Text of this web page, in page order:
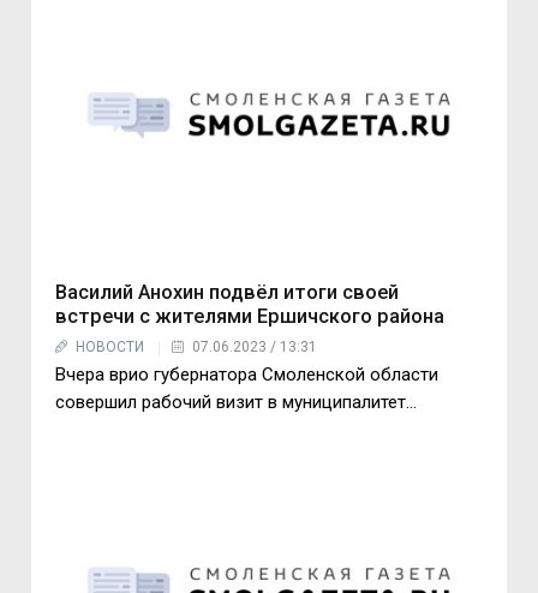
Василий Анохин подвёл итоги своей
встречи с жителями Ершичского района
НОВОСТИ 07.06.2023 / 13:31
Вчера врио губернатора Смоленской области
совершил рабочий визит в муниципалитет…